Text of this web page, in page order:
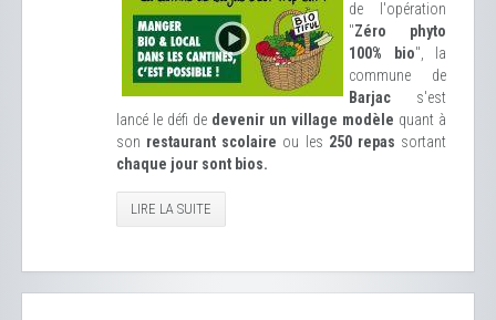
de l'opération
"Zéro phyto
100% bio", la
commune de
Barjac s'est
lancé le défi de devenir un village modèle quant à
son restaurant scolaire ou les 250 repas sortant
chaque jour sont bios.
LIRE LA SUITE